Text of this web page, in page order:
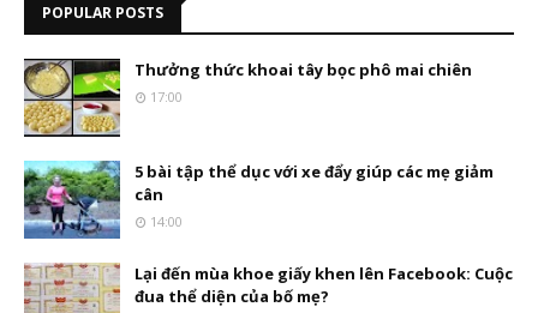
POPULAR POSTS
Thưởng thức khoai tây bọc phô mai chiên
17:00
5 bài tập thể dục với xe đẩy giúp các mẹ giảm
cân
14:00
Lại đến mùa khoe giấy khen lên Facebook: Cuộc
đua thể diện của bố mẹ?